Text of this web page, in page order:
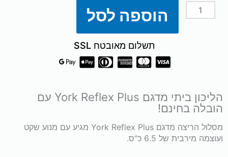
כמות
York
Reflex
הוספה לסל
תשלום מאובטח SSL
הליכון ביתי מדגם York Reflex Plus עם
הובלה בחינם!
מסלול הריצה מדגם York Reflex Plus מגיע עם מנוע שקט
ועוצמה מירבית של 6.5 כ"ס.